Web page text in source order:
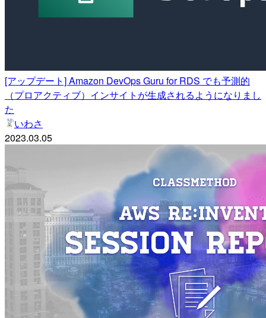
[アップデート] Amazon DevOps Guru for RDS でも予測的
（プロアクティブ）インサイトが生成されるようになりまし
た
いわさ
2023.03.05